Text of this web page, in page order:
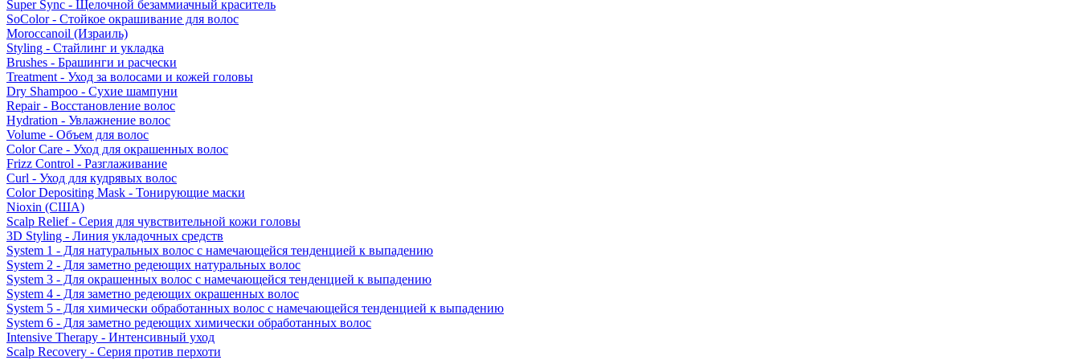
Super Sync - Щелочной безаммиачный краситель
SoColor - Стойкое окрашивание для волос
Moroccanoil (Израиль)
Styling - Стайлинг и укладка
Brushes - Брашинги и расчески
Treatment - Уход за волосами и кожей головы
Dry Shampoo - Сухие шампуни
Repair - Восстановление волос
Hydration - Увлажнение волос
Volume - Объем для волос
Color Care - Уход для окрашенных волос
Frizz Control - Разглаживание
Curl - Уход для кудрявых волос
Color Depositing Mask - Тонирующие маски
Nioxin (США)
Scalp Relief - Серия для чувствительной кожи головы
3D Styling - Линия укладочных средств
System 1 - Для натуральных волос с намечающейся тенденцией к выпадению
System 2 - Для заметно редеющих натуральных волос
System 3 - Для окрашенных волос с намечающейся тенденцией к выпадению
System 4 - Для заметно редеющих окрашенных волос
System 5 - Для химически обработанных волос с намечающейся тенденцией к выпадению
System 6 - Для заметно редеющих химически обработанных волос
Intensive Therapy - Интенсивный уход
Scalp Recovery - Серия против перхоти